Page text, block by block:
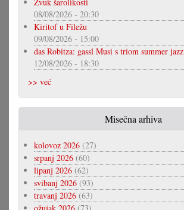
08/08/2026 - 20:30
Kiritof u Filežu
09/08/2026 - 15:00
das Robitza: gassl Musi s triom summer jazz
12/08/2026 - 18:30
>> već
Misečna arhiva
kolovoz 2026 (27)
srpanj 2026 (60)
lipanj 2026 (62)
svibanj 2026 (93)
travanj 2026 (63)